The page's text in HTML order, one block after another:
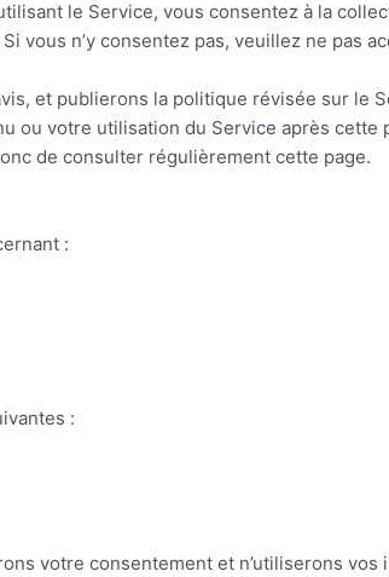
le Service, vous consentez à la
n’y consentez pas, veuillez ne pas
et publierons la politique révisée sur le
ou votre utilisation du Service après
de consulter régulièrement cette page.
:
:
votre consentement et n’utiliserons vos